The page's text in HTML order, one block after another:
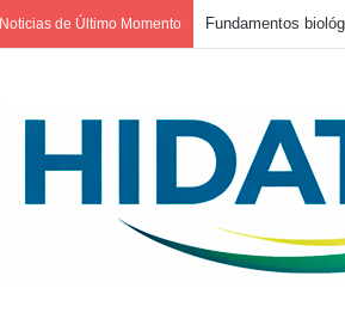
Noticias de Último Momento